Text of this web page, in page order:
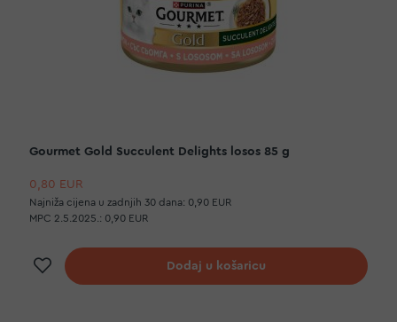
Gourmet Gold Succulent Delights losos 85 g
0,80 EUR
Najniža cijena u zadnjih 30 dana: 0,90 EUR
MPC 2.5.2025.: 0,90 EUR
Dodaj na listu želja
Dodaj u košaricu